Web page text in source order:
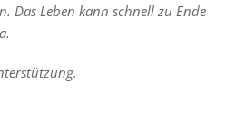
Das Leben kann schnell zu Ende